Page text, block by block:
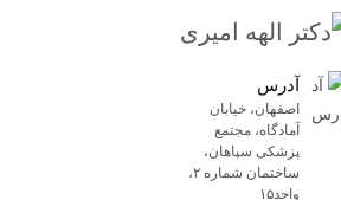
آدرس
اصفهان، خیابان
آمادگاه، مجتمع
پزشکی سپاهان،
ساختمان شماره ۲،
واحد۱۵